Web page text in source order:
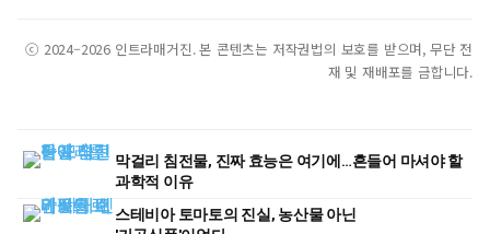
ⓒ 2024–2026 인트라매거진. 본 콘텐츠는 저작권법의 보호를 받으며, 무단 전
재 및 재배포를 금합니다.
막걸리 침전물, 진짜 효능은 여기에…흔들어 마셔야 할
과학적 이유
스테비아 토마토의 진실, 농산물 아닌